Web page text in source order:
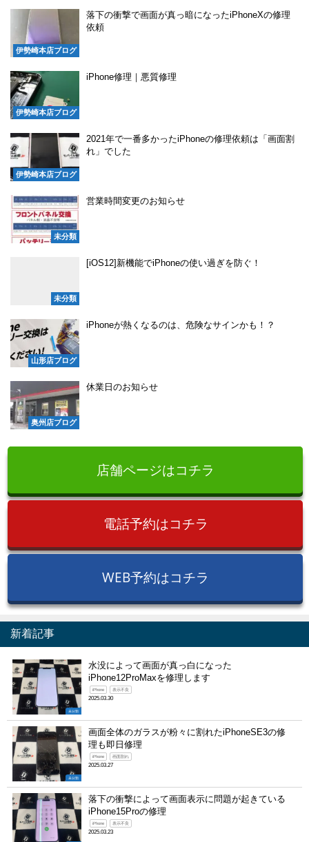
伊勢崎本店ブログ
落下の衝撃で画面が真っ暗になったiPhoneXの修理
依頼
伊勢崎本店ブログ
iPhone修理｜悪質修理
伊勢崎本店ブログ
2021年で一番多かったiPhoneの修理依頼は「画面割
れ」でした
未分類
営業時間変更のお知らせ
未分類
[iOS12]新機能でiPhoneの使い過ぎを防ぐ！
山形店ブログ
iPhoneが熱くなるのは、危険なサインかも！？
奥州店ブログ
休業日のお知らせ
店舗ページはコチラ
電話予約はコチラ
WEB予約はコチラ
新着記事
未分類
水没によって画面が真っ白になった
iPhone12ProMaxを修理します
iPhone 表示不良
2025.03.30
未分類
画面全体のガラスが粉々に割れたiPhoneSE3の修
理も即日修理
iPhone 画面割れ
2025.03.27
落下の衝撃によって画面表示に問題が起きている
iPhone15Proの修理
iPhone 表示不良
2025.03.23